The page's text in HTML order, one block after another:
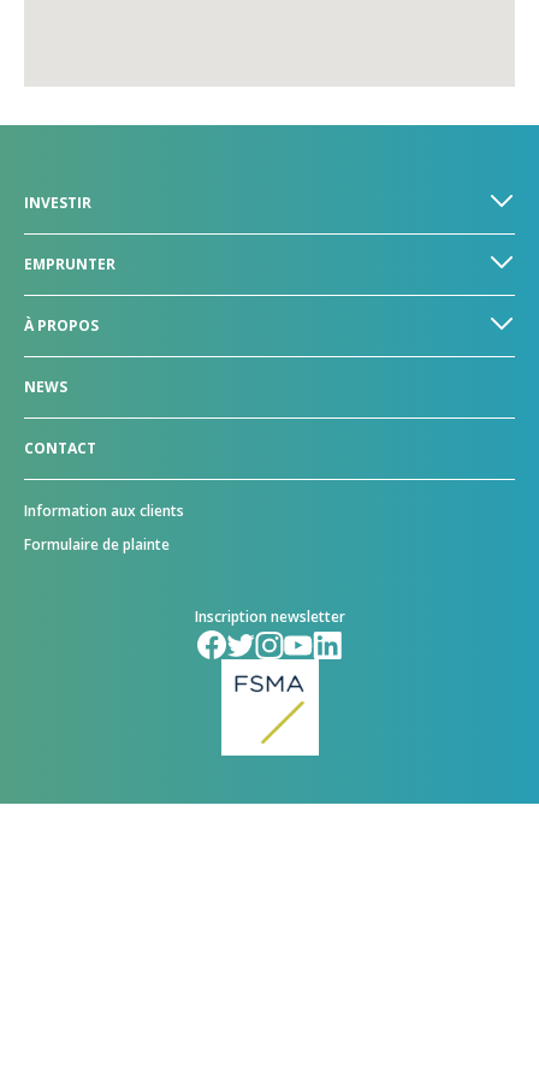
INVESTIR
EMPRUNTER
À PROPOS
NEWS
CONTACT
Information aux clients
Formulaire de plainte
Inscription newsletter